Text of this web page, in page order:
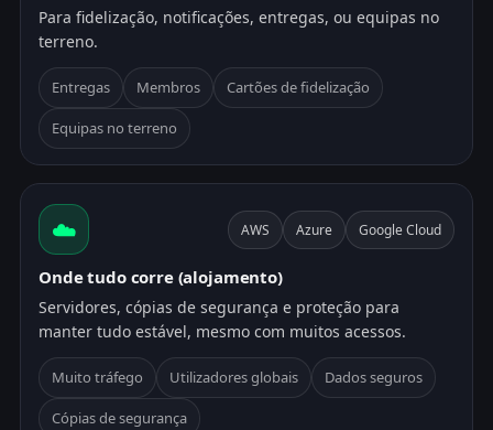
Para fidelização, notificações, entregas, ou equipas no
terreno.
Entregas Membros Cartões de fidelização
Equipas no terreno
☁️ AWS Azure Google Cloud
Onde tudo corre (alojamento)
Servidores, cópias de segurança e proteção para
manter tudo estável, mesmo com muitos acessos.
Muito tráfego Utilizadores globais Dados seguros
Cópias de segurança